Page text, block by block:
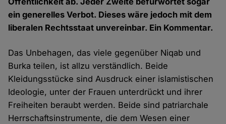
ein generelles Verbot. Dieses wäre jedoch mit dem
liberalen Rechtsstaat unvereinbar. Ein Kommentar.
Das Unbehagen, das viele gegenüber Niqab und
Burka teilen, ist allzu verständlich. Beide
Kleidungsstücke sind Ausdruck einer islamistischen
Ideologie, unter der Frauen unterdrückt und ihrer
Freiheiten beraubt werden. Beide sind patriarchale
Herrschaftsinstrumente, die dem Wesen einer